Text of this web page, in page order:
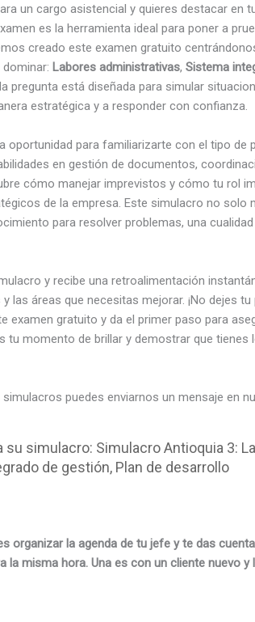
un cargo asistencial y quieres destacar en
es la herramienta ideal para poner a
creado este examen gratuito
Labores administrativas,Sistema
pregunta está diseñada para simular
estratégica y a responder con confianza.
oportunidad para familiarizarte con el tipo de
en gestión de documentos,
cómo manejar imprevistos y cómo tu rol
de la empresa. Este simulacro no solo
para resolver problemas, una
y recibe una retroalimentación
las áreas que necesitas mejorar. ¡No dejes
examen gratuito y da el primer paso para
tu momento de brillar y demostrar que
simulacros puedes enviarnos un mensaje en
su simulacro: Simulacro Antioquia 3:
de gestión, Plan de desarrollo
organizar la agenda de tu jefe y te das
la misma hora. Una es con un cliente nuevo